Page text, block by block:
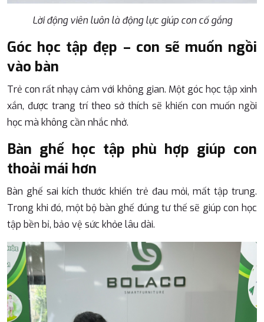
Lời động viên luôn là động lực giúp con cố gắng
Góc học tập đẹp – con sẽ muốn ngồi
vào bàn
Trẻ con rất nhạy cảm với không gian. Một góc học tập xinh
xắn, được trang trí theo sở thích sẽ khiến con muốn ngồi
học mà không cần nhắc nhở.
Bàn ghế học tập phù hợp giúp con
thoải mái hơn
Bàn ghế sai kích thước khiến trẻ đau mỏi, mất tập trung.
Trong khi đó, một bộ bàn ghế đúng tư thế sẽ giúp con học
tập bền bỉ, bảo vệ sức khỏe lâu dài.